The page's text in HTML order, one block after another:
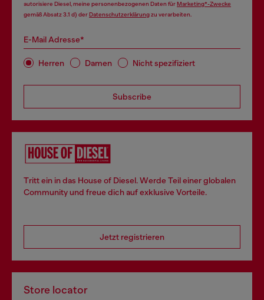
autorisiere Diesel, meine personenbezogenen Daten fürMarketing*-Zwecke
gemäß Absatz 3.1 d) derDatenschutzerklärungzu verarbeiten.
E-Mail Adresse*
Herren Damen Nicht spezifiziert
Subscribe
Tritt ein in das House of Diesel. Werde Teil einer globalen
Community und freue dich auf exklusive Vorteile.
Jetzt registrieren
Store locator